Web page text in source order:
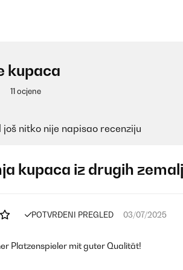
kupaca
11 ocjene
nitko nije napisao recenziju
kupaca iz drugih
POTVRĐENI PREGLED 03/07/2025
Platzenspieler mit guter Qualität!